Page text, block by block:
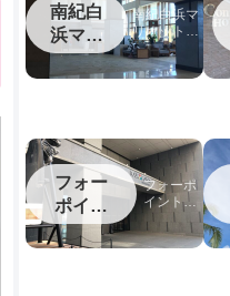
南紀白
浜マリ
オット
南紀白浜マ
リオットホ
テル宿泊記
フォー
ポイン
トバイ
シェラ
フォーポ
イントバ
イシェラ
トン名古
屋中部国